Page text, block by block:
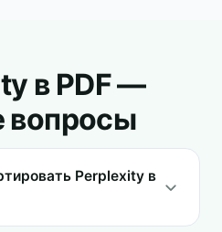
в PDF —
вопросы
Perplexity в